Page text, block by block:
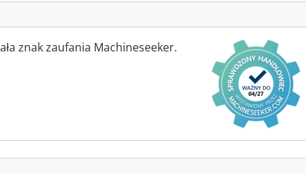
znak zaufania Machineseeker.